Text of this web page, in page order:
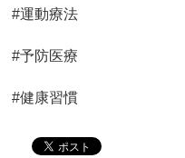
#運動療法
#予防医療
#健康習慣